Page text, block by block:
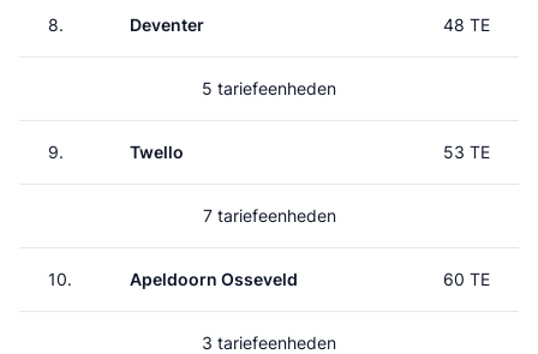
8. Deventer 48 TE
5 tariefeenheden
9. Twello 53 TE
7 tariefeenheden
10. Apeldoorn Osseveld 60 TE
3 tariefeenheden